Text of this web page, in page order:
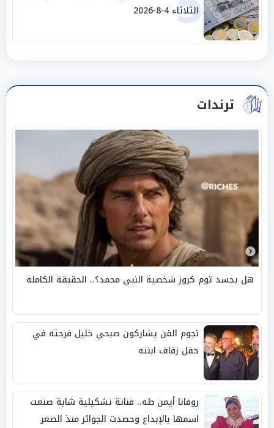
الثلاثاء 4-8-2026
ترندات
هل يجسد توم كروز شخصية النبي محمد؟.. الحقيقة الكاملة
نجوم الفن يشاركون صبحي خليل فرحته في
حفل زفاف ابنته
روفانا أيمن طه.. فنانة تشكيلية شابة صنعت
اسمها بالإبداع وحصدت الجوائز منذ الصغر